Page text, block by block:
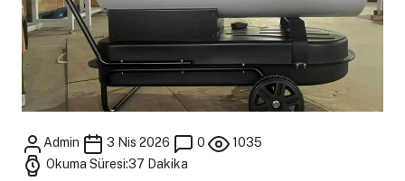
Admin 3 Nis 2026 0
1035
Okuma Süresi:37 Dakika